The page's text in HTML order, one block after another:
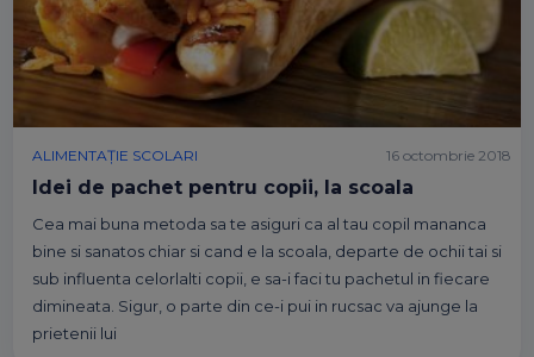
ALIMENTAȚIE SCOLARI
Idei de pachet pentru copii, la scoala
Cea mai buna metoda sa te asiguri ca al tau copil mananca
bine si sanatos chiar si cand e la scoala, departe de ochii tai si
sub influenta celorlalti copii, e sa-i faci tu pachetul in fiecare
dimineata. Sigur, o parte din ce-i pui in rucsac va ajunge la
prietenii lui
16 octombrie 2018